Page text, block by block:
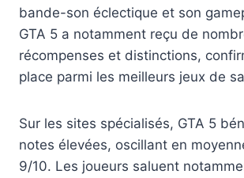
bande-son éclectique et son
GTA 5 a notamment reçu de
récompenses et distinctions,
place parmi les meilleurs jeux de
Sur les sites spécialisés, GTA 5
notes élevées, oscillant en
9/10. Les joueurs saluent